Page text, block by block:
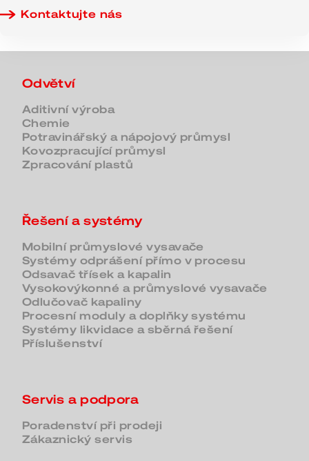
Kontaktujte nás
Odvětví
Aditivní výroba
Chemie
Potravinářský a nápojový průmysl
Kovozpracující průmysl
Zpracování plastů
Řešení a systémy
Mobilní průmyslové vysavače
Systémy odprášení přímo v procesu
Odsavač třísek a kapalin
Vysokovýkonné a průmyslové vysavače
Odlučovač kapaliny
Procesní moduly a doplňky systému
Systémy likvidace a sběrná řešení
Příslušenství
Servis a podpora
Poradenství při prodeji
Zákaznický servis